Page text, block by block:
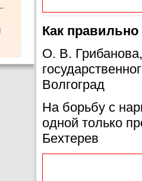
Как правильно
О. В.
Волгоград
На борьбу с
одной только
Бехтерев